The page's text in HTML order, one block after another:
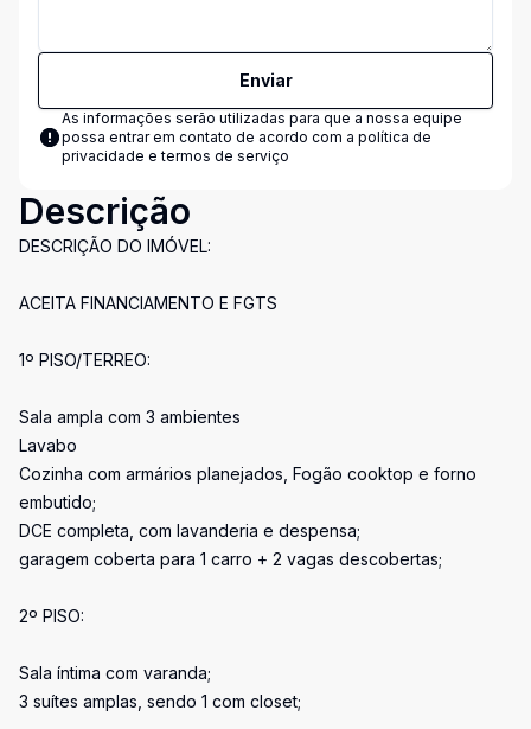
Enviar
As informações serão utilizadas para que a nossa equipe
possa entrar em contato de acordo com a política de
privacidade e termos de serviço
Descrição
DESCRIÇÃO DO IMÓVEL:
ACEITA FINANCIAMENTO E FGTS
1º PISO/TERREO:
Sala ampla com 3 ambientes
Lavabo
Cozinha com armários planejados, Fogão cooktop e forno
embutido;
DCE completa, com lavanderia e despensa;
garagem coberta para 1 carro + 2 vagas descobertas;
2º PISO:
Sala íntima com varanda;
3 suítes amplas, sendo 1 com closet;